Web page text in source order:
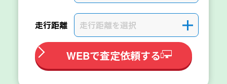
走行距離 走行距離を選択 ＋
WEBで査定依頼する